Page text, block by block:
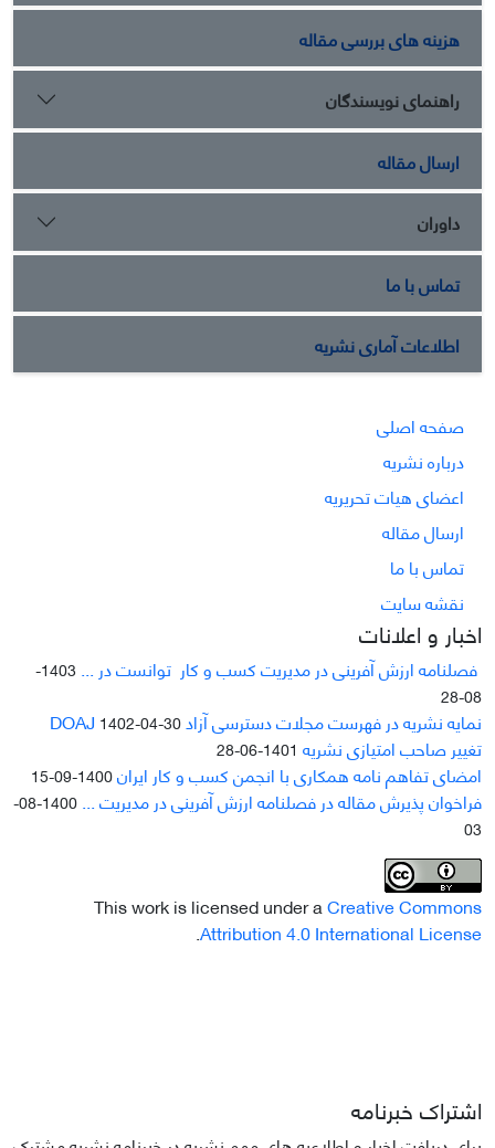
هزینه های بررسی مقاله
راهنمای نویسندگان
ارسال مقاله
داوران
تماس با ما
اطلاعات آماری نشریه
صفحه اصلی
درباره نشریه
اعضای هیات تحریریه
ارسال مقاله
تماس با ما
نقشه سایت
اخبار و اعلانات
فصلنامه ارزش آفرینی در مدیریت کسب و کار توانست در ...
1403-
08-28
نمایه نشریه در فهرست مجلات دسترسی آزاد DOAJ1402-04-30
تغییر صاحب امتیازی نشریه 1401-06-28
امضای تفاهم نامه همکاری با انجمن کسب و کار ایران1400-09-15
فراخوان پذیرش مقاله در فصلنامه ارزش آفرینی در مدیریت ...
1400-08-
03
This work is licensed under aCreative Commons
Attribution 4.0 International License
.
اشتراک خبرنامه